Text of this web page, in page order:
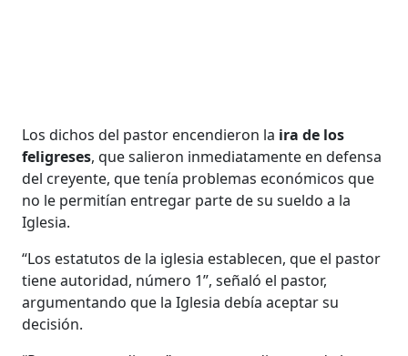
Los dichos del pastor encendieron la ira de los
feligreses, que salieron inmediatamente en defensa
del creyente, que tenía problemas económicos que
no le permitían entregar parte de su sueldo a la
Iglesia.
“Los estatutos de la iglesia establecen, que el pastor
tiene autoridad, número 1”, señaló el pastor,
argumentando que la Iglesia debía aceptar su
decisión.